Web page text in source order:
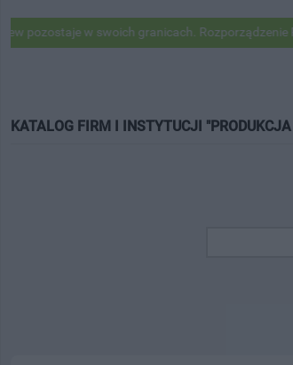
w swoich granicach. Rozporządzenie
KATALOG FIRM I INSTYTUCJI